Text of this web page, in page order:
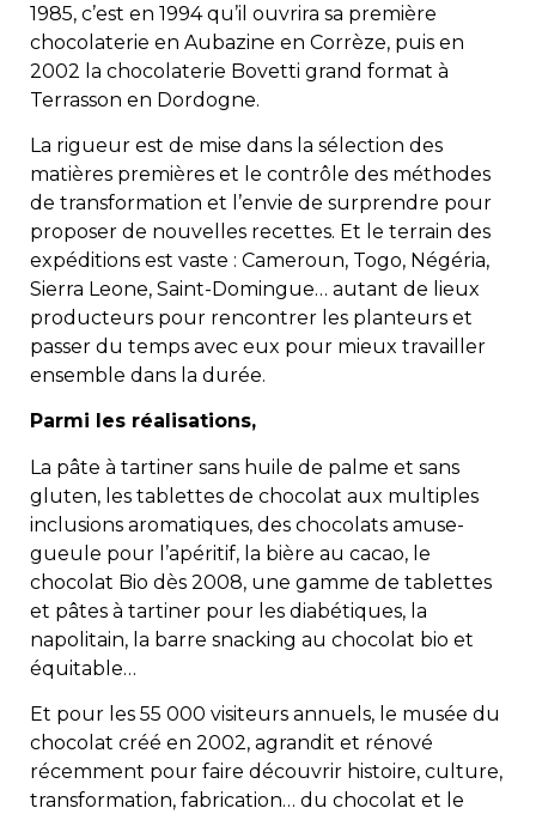
1985, c’est en 1994 qu’il ouvrira sa première
chocolaterie en Aubazine en Corrèze, puis en
2002 la chocolaterie Bovetti grand format à
Terrasson en Dordogne.
La rigueur est de mise dans la sélection des
matières premières et le contrôle des méthodes
de transformation et l’envie de surprendre pour
proposer de nouvelles recettes. Et le terrain des
expéditions est vaste : Cameroun, Togo, Négéria,
Sierra Leone, Saint-Domingue… autant de lieux
producteurs pour rencontrer les planteurs et
passer du temps avec eux pour mieux travailler
ensemble dans la durée.
Parmi les réalisations,
La pâte à tartiner sans huile de palme et sans
gluten, les tablettes de chocolat aux multiples
inclusions aromatiques, des chocolats amuse-
gueule pour l’apéritif, la bière au cacao, le
chocolat Bio dès 2008, une gamme de tablettes
et pâtes à tartiner pour les diabétiques, la
napolitain, la barre snacking au chocolat bio et
équitable…
Et pour les 55 000 visiteurs annuels, le musée du
chocolat créé en 2002, agrandit et rénové
récemment pour faire découvrir histoire, culture,
transformation, fabrication… du chocolat et le